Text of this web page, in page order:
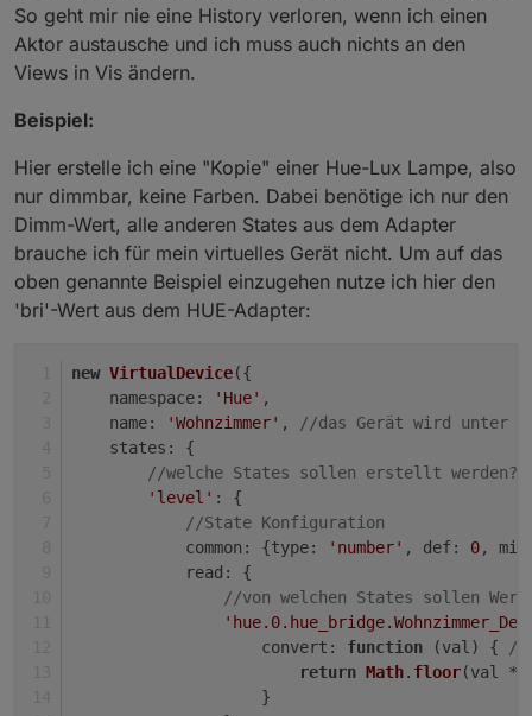
So geht mir nie eine History verloren, wenn ich einen
Aktor austausche und ich muss auch nichts an den
Views in Vis ändern.
Beispiel:
Hier erstelle ich eine "Kopie" einer Hue-Lux Lampe, also
nur dimmbar, keine Farben. Dabei benötige ich nur den
Dimm-Wert, alle anderen States aus dem Adapter
brauche ich für mein virtuelles Gerät nicht. Um auf das
oben genannte Beispiel einzugehen nutze ich hier den
'bri'-Wert aus dem HUE-Adapter:
new VirtualDevice({
namespace: 'Hue' ,
name: 'Wohnzimmer' ,
//das Gerät wird unter
states : {
//welche States sollen erstellt werden?
'level' : {
//State Konfiguration
common : {type: 'number' , def: 0, min
read : {
//von welchen States sollen
convert : function (val ) {
//
return Math. floor(val *
                    }